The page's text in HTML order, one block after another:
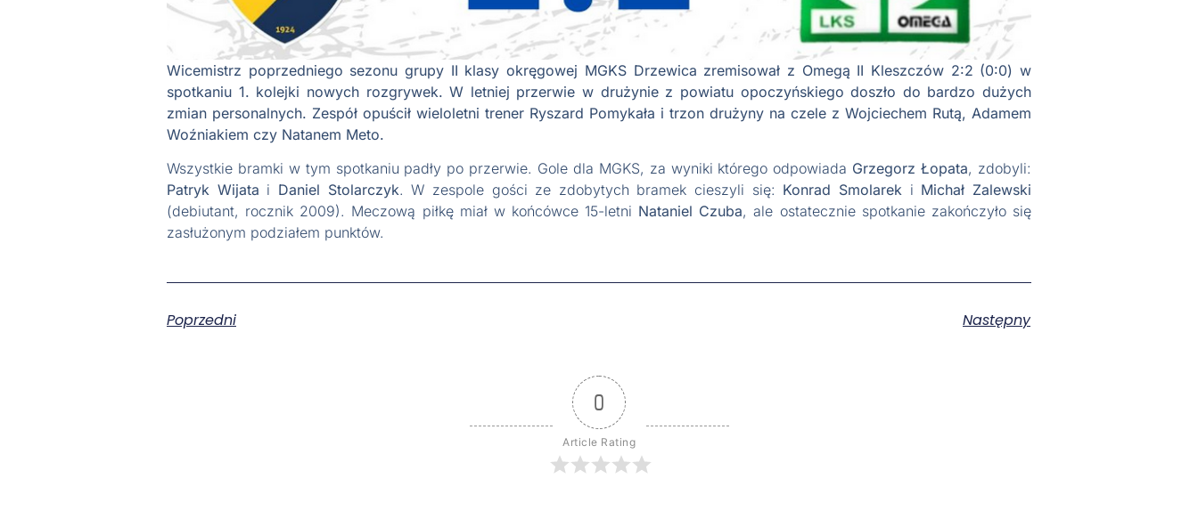
Wicemistrz poprzedniego sezonu grupy II klasy okręgowej MGKS Drzewica zremisował z Omegą II Kleszczów 2:2 (0:0) w
spotkaniu 1. kolejki nowych rozgrywek. W letniej przerwie w drużynie z powiatu opoczyńskiego doszło do bardzo dużych
zmian personalnych. Zespół opuścił wieloletni trener Ryszard Pomykała i trzon drużyny na czele z Wojciechem Rutą, Adamem
Woźniakiem czy Natanem Meto.
Wszystkie bramki w tym spotkaniu padły po przerwie. Gole dla MGKS, za wyniki którego odpowiada Grzegorz Łopata, zdobyli:
Patryk Wijata i Daniel Stolarczyk. W zespole gości ze zdobytych bramek cieszyli się: Konrad Smolarek i Michał Zalewski
(debiutant, rocznik 2009). Meczową piłkę miał w końcówce 15-letni Nataniel Czuba, ale ostatecznie spotkanie zakończyło się
zasłużonym podziałem punktów.
Poprzedni Następny
0
Article Rating